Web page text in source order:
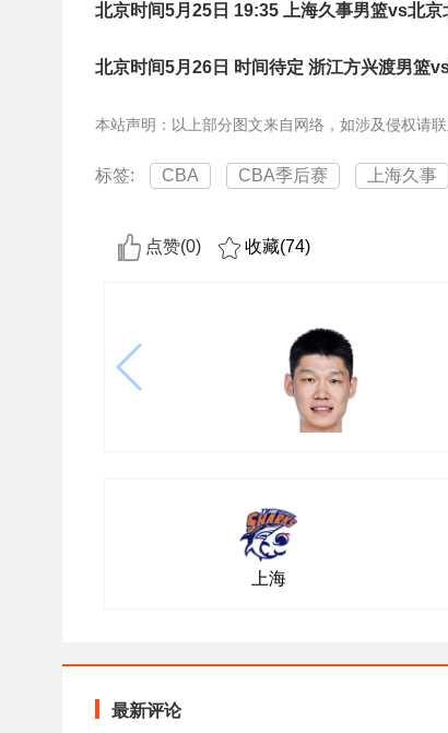
北京时间5月25日 19:35 上海久事男篮vs北京
北京时间5月26日 时间待定 浙江方兴渡男篮
本站声明：以上部分图文来自网络，如涉及侵权请
标签: CBA CBA季后赛 上海久事
点赞(0) 收藏(74)
上海
最新评论